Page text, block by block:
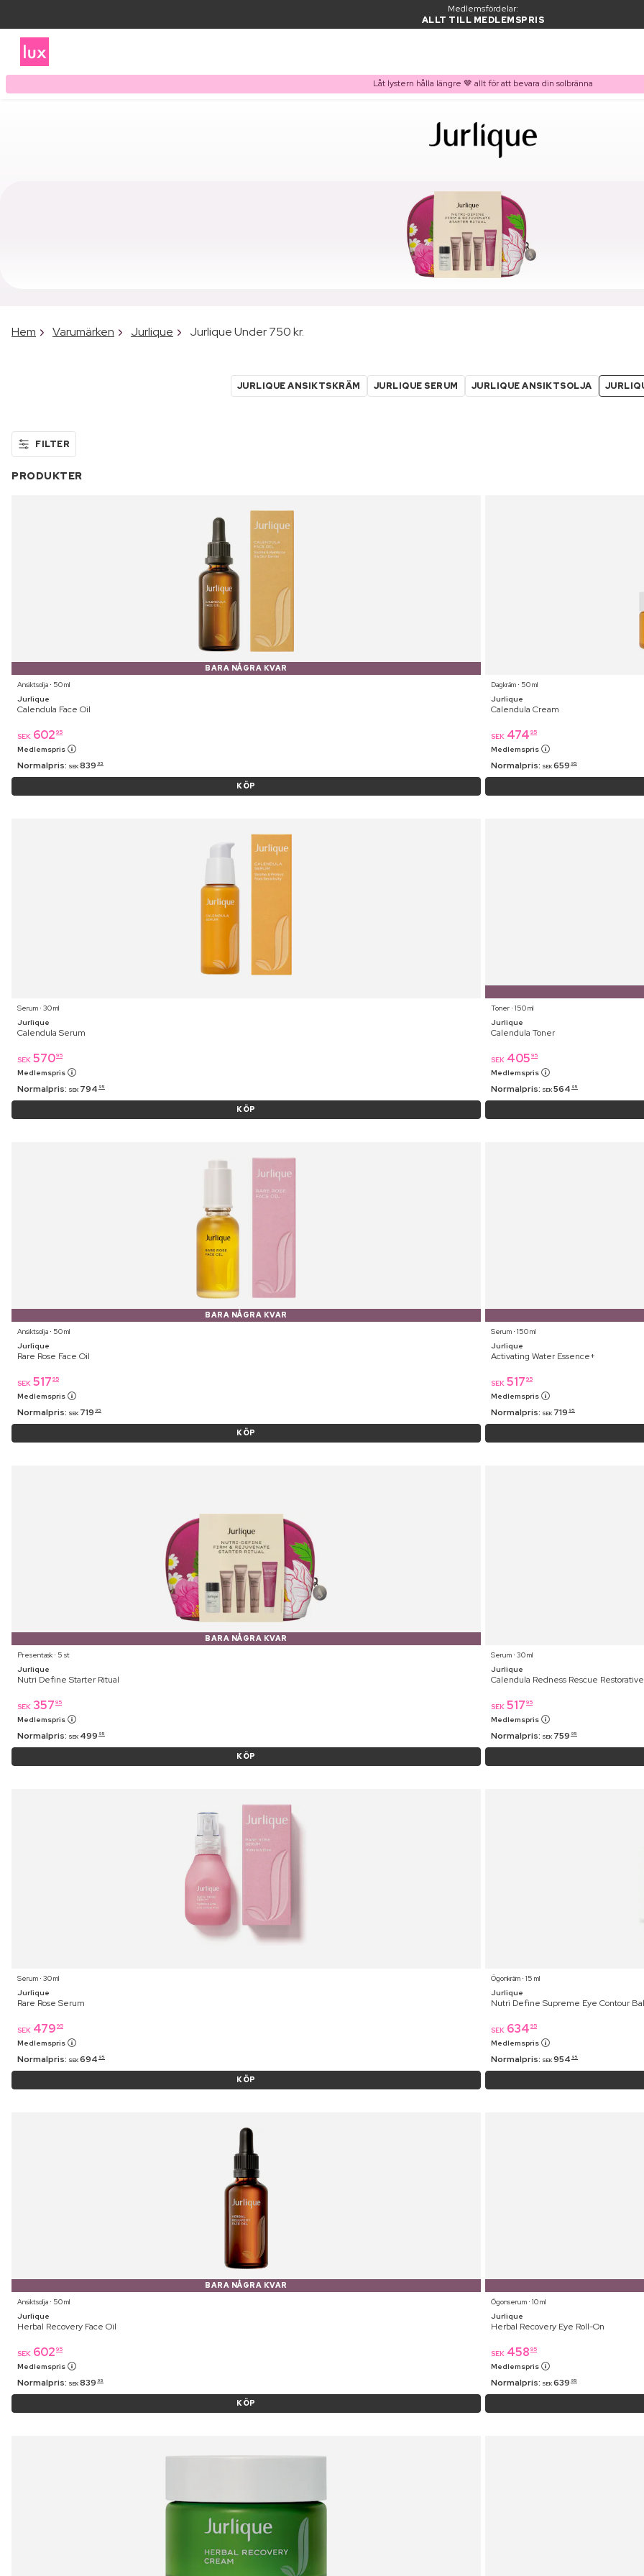
Medlemsfördelar:
ALLT TILL MEDLEMSPRIS
Låt lystern hålla längre 🤎 allt för att bevara din solbränna
Hem Varumärken Jurlique Jurlique Under 750 kr.
JURLIQUE ANSIKTSKRÄM JURLIQUE SERUM JURLIQUE ANSIKTSOLJA
FILTER
PRODUKTER
BARA NÅGRA KVAR
Ansiktsolja ⋅ 50 ml
Jurlique
Calendula Face Oil
SEK 602 95
Medlemspris
Normalpris: SEK 839 95
KÖP
Dagkräm ⋅ 50 ml
Jurlique
Calendula Cream
SEK 474 95
Medlemspris
Normalpris: SEK 659 95
Serum ⋅ 30 ml
Jurlique
Calendula Serum
SEK 57095
Medlemspris
Normalpris: SEK 794 95
KÖP
Toner ⋅ 150 ml
Jurlique
Calendula Toner
SEK 405 95
Medlemspris
Normalpris: SEK 564 95
BARA NÅGRA KVAR
Ansiktsolja ⋅ 50 ml
Jurlique
Rare Rose Face Oil
SEK 517 95
Medlemspris
Normalpris: SEK 719 95
KÖP
Serum ⋅ 150 ml
Jurlique
Activating Water Essence+
SEK 517 95
Medlemspris
Normalpris: SEK 719 95
BARA NÅGRA KVAR
Presentask ⋅ 5 st
Jurlique
Nutri Define Starter Ritual
SEK 357 95
Medlemspris
Normalpris: SEK 499 95
KÖP
Serum ⋅ 30 ml
Jurlique
Calendula Redness Rescue
SEK 517 95
Medlemspris
Normalpris: SEK 759 95
Serum ⋅ 30 ml
Jurlique
Rare Rose Serum
SEK 479 95
Medlemspris
Normalpris: SEK 694 95
KÖP
Ögonkräm ⋅ 15 ml
Jurlique
Nutri Define Supreme Eye Contour
SEK 634 95
Medlemspris
Normalpris: SEK 954 95
BARA NÅGRA KVAR
Ansiktsolja ⋅ 50 ml
Jurlique
Herbal Recovery Face Oil
SEK 602 95
Medlemspris
Normalpris: SEK 839 95
KÖP
Ögonserum ⋅ 10 ml
Jurlique
Herbal Recovery Eye Roll-On
SEK 458 95
Medlemspris
Normalpris: SEK 639 95